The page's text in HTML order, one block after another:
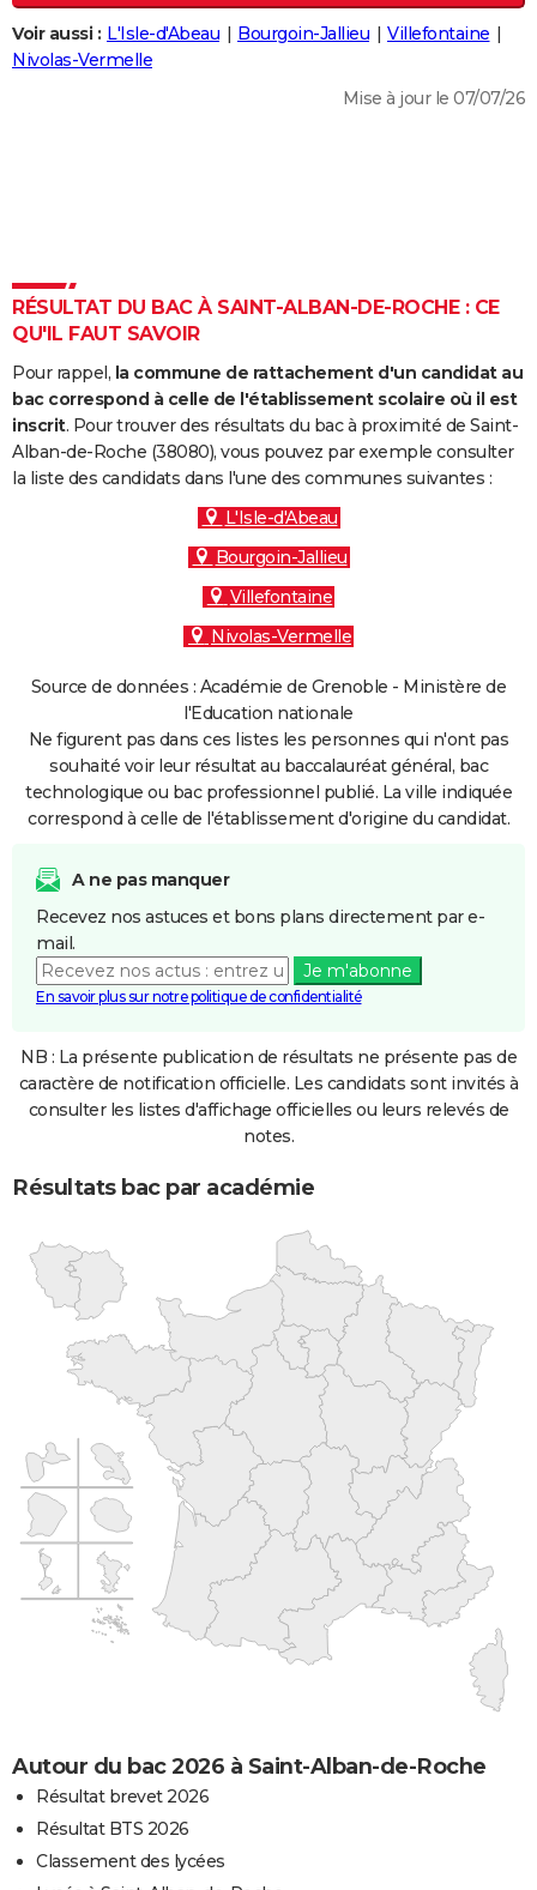
Destinations
City break
Voyage nature
Voyage de noces
Forum
Climat
+
PHOTO
COPAINS D'AVANT
S'inscrire
Se connecter
Lycées
Collèges
Primaires
Universités
Entreprises
Service militaire
Avis de recherche
AVIS DE DÉCÈS
FORUM
Bricolage
Lifestyle
Culture
Sport
Auto
Television
Voyage
Cinema
Voir aussi : L'Isle-d'Abeau Bourgoin-Jallieu
Villefontaine
Nivolas-Vermelle
Mise à jour le 07/07/26
RÉSULTAT DU BAC À SAINT-ALBAN-DE-ROCHE : CE
QU'IL FAUT SAVOIR
Pour rappel, la commune de rattachement d'un candidat au
bac correspond à celle de l'établissement scolaire où il est
inscrit. Pour trouver des résultats du bac à proximité de Saint-
Alban-de-Roche (38080), vous pouvez par exemple consulter
la liste des candidats dans l'une des communes suivantes :
L'Isle-d'Abeau
Bourgoin-Jallieu
Villefontaine
Nivolas-Vermelle
Source de données : Académie de Grenoble - Ministère de
l'Education nationale
Ne figurent pas dans ces listes les personnes qui n'ont pas
souhaité voir leur résultat au baccalauréat général, bac
technologique ou bac professionnel publié. La ville indiquée
correspond à celle de l'établissement d'origine du candidat.
A ne pas manquer
Recevez nos astuces et bons plans directement par e-
mail.
Je m'abonne
En savoir plus sur notre politique de confidentialité
NB : La présente publication de résultats ne présente pas de
caractère de notification officielle. Les candidats sont invités à
consulter les listes d'affichage officielles ou leurs relevés de
notes.
Résultats bac par académie
Autour du bac 2026 à Saint-Alban-de-Roche
Résultat brevet 2026
Résultat BTS 2026
Classement des lycées